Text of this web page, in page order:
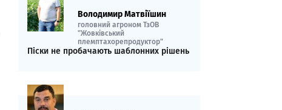
Володимир Матвіїшин
головний агроном ТзОВ
"Жовківський
племптахорепродуктор"
Піски не пробачають шаблонних рішень